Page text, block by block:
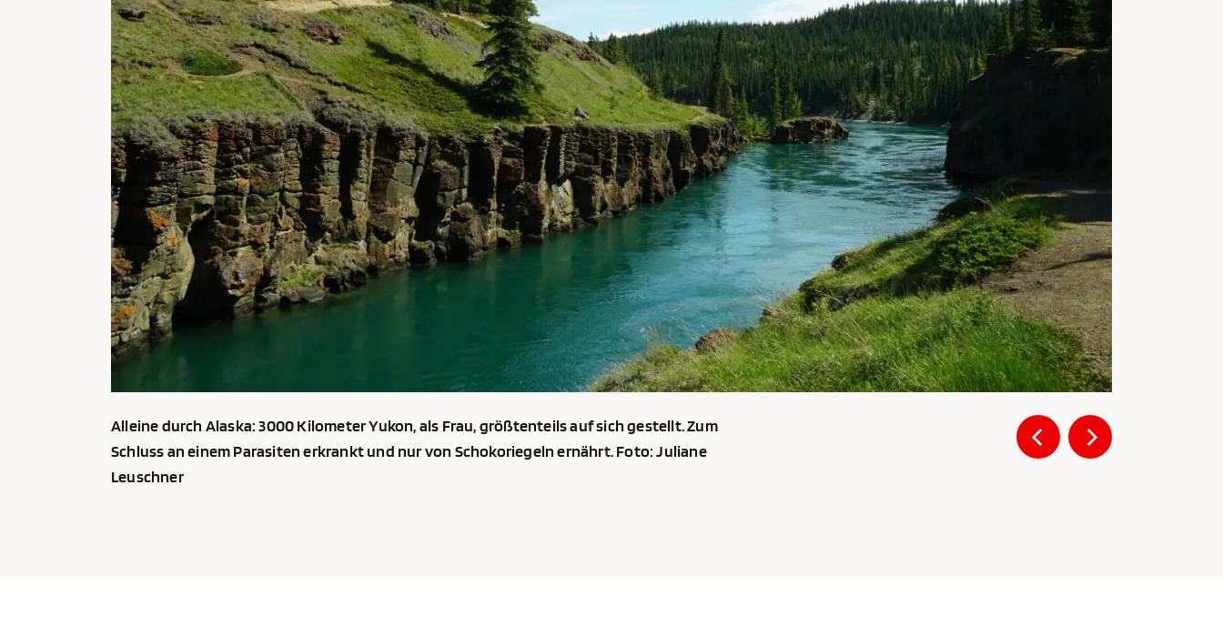
Alleine durch Alaska: 3000 Kilometer Yukon, als Frau, größtenteils auf sich gestellt. Zum
Schluss an einem Parasiten erkrankt und nur von Schokoriegeln ernährt. Foto: Juliane
Leuschner